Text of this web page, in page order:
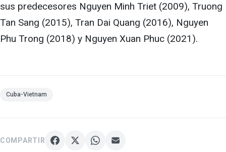
sus predecesores Nguyen Minh Triet (2009), Truong
Tan Sang (2015), Tran Dai Quang (2016), Nguyen
Phu Trong (2018) y Nguyen Xuan Phuc (2021).
Cuba-Vietnam
COMPARTIR